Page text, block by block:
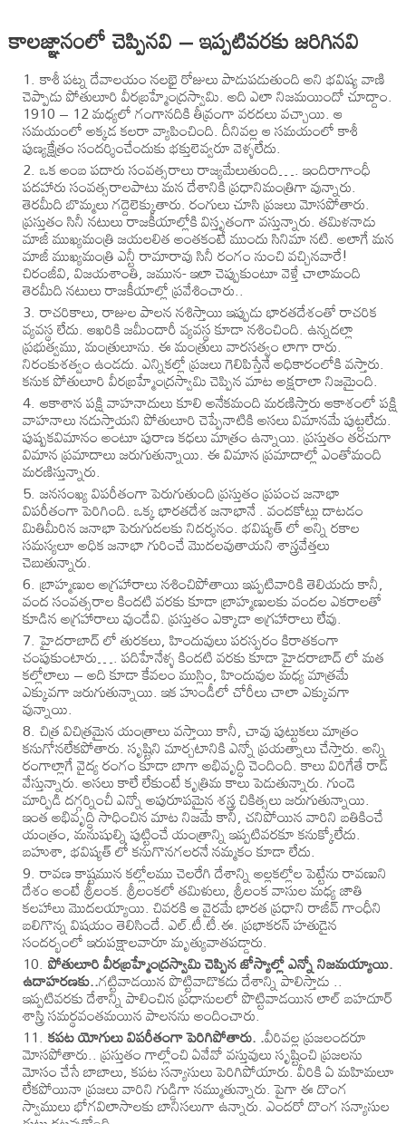
కాలజ్ఞానంలో చెప్పినవి – ఇప్పటివరకు జరిగినవి
కాశీ పట్న దేవాలయం నలభై రోజులు పాడుపడుతుంది అని భవిష్య వాణి
చెప్పాడు పోతులూరి వీరబ్రహ్మేంద్రస్వామి. అది ఎలా నిజమయిందో చూద్దాం.
1910 – 12 మధ్యలో గంగానదికి తీవ్రంగా వరదలు వచ్చాయి. ఆ
సమయంలో అక్కడ కలరా వ్యాపించింది. దీనివల్ల ఆ సమయంలో కాశీ
పుణ్యక్షేత్రం సందర్శించేందుకు భక్తులెవ్వరూ వెళ్ళలేదు.
ఒక అంబ పదారు సంవత్సరాలు రాజ్యమేలుతుంది…. ఇందిరాగాంధీ
పదహారు సంవత్సరాలపాటు మన దేశానికి ప్రధానిమంత్రిగా వున్నారు.
తెరమీది బొమ్మలు గద్దెలెక్కుతారు. రంగులు చూసి ప్రజలు మోసపోతారు.
ప్రస్తుతం సినీ నటులు రాజకీయాల్లోకి విస్తృతంగా వస్తున్నారు. తమిళనాడు
మాజీ ముఖ్యమంత్రి జయలలిత అంతకంటే ముందు సినిమా నటి. అలాగే మన
మాజీ ముఖ్యమంత్రి ఎన్టీ రామారావు సినీ రంగం నుంచి వచ్చినవారే!
చిరంజీవి, విజయశాంతి, జమున- ఇలా చెప్పుకుంటూ వెళ్తే చాలామంది
తెరమీది నటులు రాజకీయాల్లో ప్రవేశించారు..
రాచరికాలు, రాజుల పాలన నశిస్తాయి ఇప్పుడు భారతదేశంతో రాచరిక
వ్యవస్థ లేదు. ఆఖరికి జమీందారీ వ్యవస్థ కూడా నశించింది. ఉన్నదల్లా
ప్రభుత్వము, మంత్రులూను. ఈ మంత్రులు వారసత్వం లాగా రారు.
నిరంకుశత్వం ఉండదు. ఎన్నికల్లో ప్రజలు గెలిపిస్తేనే అధికారంలోకి వస్తారు.
కనుక పోతులూరి వీరబ్రహ్మేంద్రస్వామి చెప్పిన మాట అక్షరాలా నిజమైంది.
ఆకాశాన పక్షి వాహనాదులు కూలి అనేకమంది మరణిస్తారు ఆకాశంలో పక్షి
వాహనాలు నడుస్తాయని పోతులూరి చెప్పేనాటికి అసలు విమానమే పుట్టలేదు.
పుష్పకవిమానం అంటూ పురాణ కధలు మాత్రం ఉన్నాయి. ప్రస్తుతం తరచుగా
విమాన ప్రమాదాలు జరుగుతున్నాయి. ఈ విమాన ప్రమాదాల్లో ఎంతోమంది
మరణిస్తున్నారు.
జనసంఖ్య విపరీతంగా పెరుగుతుంది ప్రస్తుతం ప్రపంచ జనాభా
విపరీతంగా పెరిగింది. ఒక్క భారతదేశ జనాభానే . వందకోట్లు దాటడం
మితిమీరిన జనాభా పెరుగుదలకు నిదర్శనం. భవిష్యత్ లో అన్ని రకాల
సమస్యలూ అధిక జనాభా గురించే మొదలవుతాయని శాస్త్రవేత్తలు
చెబుతున్నారు.
బ్రాహ్మణుల అగ్రహారాలు నశించిపోతాయి ఇప్పటివారికి తెలియదు కానీ,
వంద సంవత్సరాల కిందటి వరకు కూడా బ్రాహ్మణులకు వందల ఎకరాలతో
కూడిన అగ్రహారాలు వుండేవి. ప్రస్తుతం ఎక్కాడా అగ్రహారాలు లేవు.
హైదరాబాద్ లో తురకలు, హిందువులు పరస్పరం కిరాతకంగా
చంపుకుంటారు…. పదిహేనేళ్ళ కిందటి వరకు కూడా హైదరాబాద్ లో మత
కల్లోలాలు – అది కూడా కేవలం ముస్లిం, హిందువుల మధ్య మాత్రమే
ఎక్కువగా జరుగుతున్నాయి. ఇక హుండీలో చోరీలు చాలా ఎక్కువగా
వున్నాయి.
చిత్ర విచిత్రమైన యంత్రాలు వస్తాయి కానీ, చావు పుట్టుకలు మాత్రం
కనుగోనలేకపోతారు. సృష్టిని మార్చటానికి ఎన్నో ప్రయత్నాలు చేస్తారు. అన్ని
రంగాల్లాగే వైద్య రంగం కూడా బాగా అభివృద్ధి చెందింది. కాలు విరిగేతే రాడ్
వేస్తున్నారు. అసలు కాలే లేకుంటే కృత్రిమ కాలు పెడుతున్నారు. గుండె
మార్పిడి దగ్గర్నించీ ఎన్నో అపురూపమైన శస్త్ర చికిత్సలు జరుగుతున్నాయి.
ఇంత అభివృద్ధి సాధించిన మాట నిజమే కానీ, చనిపోయిన వారిని బతికించే
యంత్రం, మనుషుల్ని పుట్టించే యంత్రాన్ని ఇప్పటివరకూ కనుక్కోలేదు.
బహుశా, భవిష్యత్ లో కనుగొనగలరనే నమ్మకం కూడా లేదు.
రావణ కాష్టమున కల్లోలము చెలరేగి దేశాన్ని అల్లకల్లోల పెట్టేను రావణుని
దేశం అంటే శ్రీలంక. శ్రీలంకలో తమిళులు, శ్రీలంక వాసుల మధ్య జాతి
కలహాలు మొదలయ్యాయి. చివరకి ఆ వైరమే భారత ప్రధాని రాజీవ్ గాంధీని
బలిగొన్న విషయం తెలిసిందే. ఎల్.టీ.టీ.ఈ. ప్రభాకరన్ హతుడైన
సందర్భంలో ఇరుపక్షాలవారూ మృత్యువాతపడ్డారు.
పోతులూరి వీరబ్రహ్మేంద్రస్వామి చెప్పిన జోస్యాల్లో ఎన్నో నిజమయ్యాయి.
ఉదాహరణకు..గట్టివాడయిన పొట్టివాడొకడు దేశాన్ని పాలిస్తాడు ..
ఇప్పటివరకు దేశాన్ని పాలించిన ప్రధానులలో పొట్టివాడయిన లాల్ బహదూర్
శాస్త్రి సమర్థవంతమయిన పాలనను అందించారు.
కపట యోగులు విపరీతంగా పెరిగిపోతారు. .వీరివల్ల ప్రజలందరూ
మోసపోతారు.. ప్రస్తుతం గాల్లోంచి ఏవేవో వస్తువులు సృష్టించి ప్రజలను
మోసం చేసే బాబాలు, కపట సన్యాసులు పెరిగిపోయారు. వీరికి ఏ మహిమలూ
లేకపోయినా ప్రజలు వారిని గుడ్డిగా నమ్ముతున్నారు. పైగా ఈ దొంగ
స్వాములు భోగవిలాసాలకు బానిసలుగా ఉన్నారు. ఎందరో దొంగ సన్యాసుల